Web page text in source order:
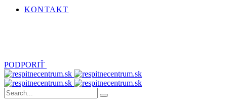
KONTAKT
PODPORIŤ